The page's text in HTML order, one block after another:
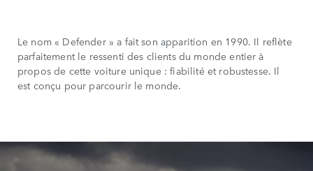
Le nom « Defender » a fait son apparition en 1990. Il reflète
parfaitement le ressenti des clients du monde entier à
propos de cette voiture unique : fiabilité et robustesse. Il
est conçu pour parcourir le monde.